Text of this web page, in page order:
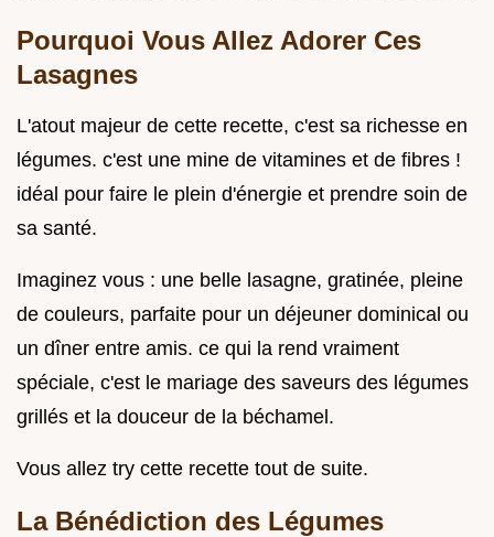
Pourquoi Vous Allez Adorer Ces
Lasagnes
L'atout majeur de cette recette, c'est sa richesse en
légumes. c'est une mine de vitamines et de fibres !
idéal pour faire le plein d'énergie et prendre soin de
sa santé.
Imaginez vous : une belle lasagne, gratinée, pleine
de couleurs, parfaite pour un déjeuner dominical ou
un dîner entre amis. ce qui la rend vraiment
spéciale, c'est le mariage des saveurs des légumes
grillés et la douceur de la béchamel.
Vous allez try cette recette tout de suite.
La Bénédiction des Légumes